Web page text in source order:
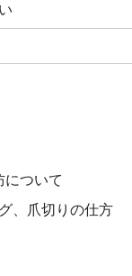
について
グ、爪切りの仕